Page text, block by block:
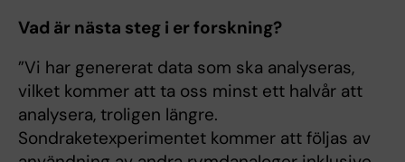
Vad är nästa steg i er forskning?
”Vi har genererat data som ska analyseras,
vilket kommer att ta oss minst ett halvår att
analysera, troligen längre.
Sondraketexperimentet kommer att följas av